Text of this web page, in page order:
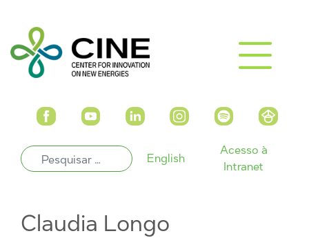
English
Acesso à
Intranet
Claudia Longo